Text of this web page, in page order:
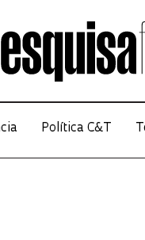
Política C&T